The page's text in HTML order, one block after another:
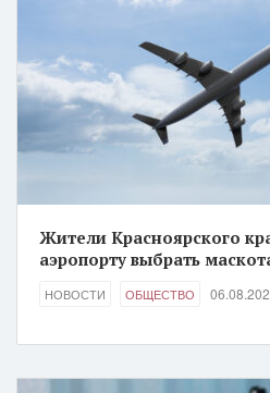
Жители Красноярского
аэропорту выбрать
НОВОСТИ ОБЩЕСТВО